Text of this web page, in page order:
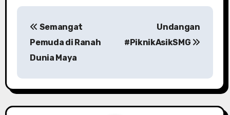
P
t
n
Semangat
Pemuda di Ranah
Dunia Maya
Undangan
#PiknikAsikSMG